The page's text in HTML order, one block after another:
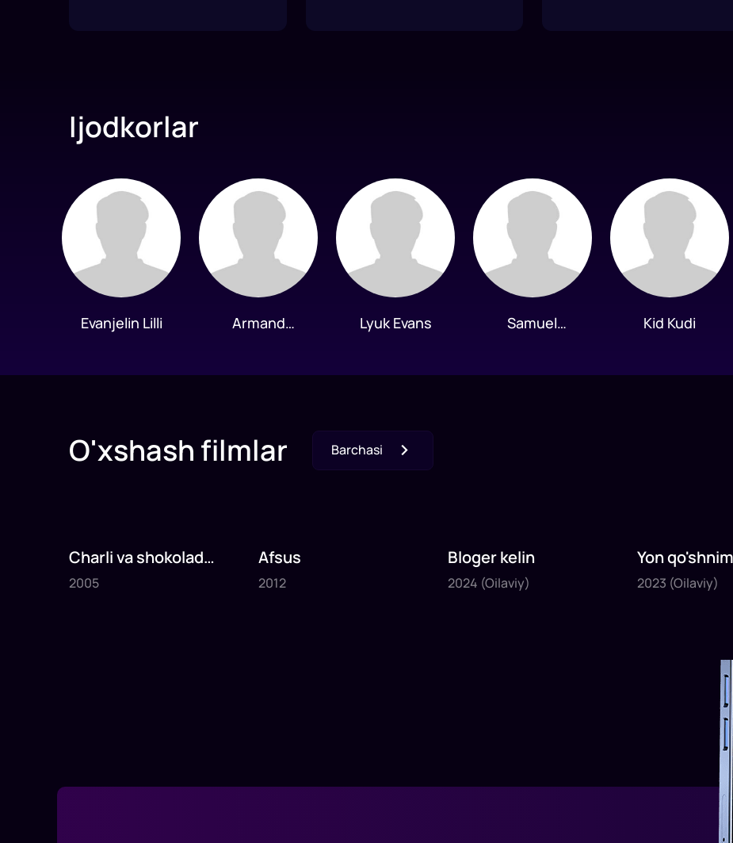
Ijodkorlar
Evanjelin Lilli
Armand
Lyuk Evans
Samuel
Kid Kudi
O'xshash filmlar Barchasi
2005
1x75
Charli va shokolad
fabrikasi
2005
2012
1x80
Afsus
2012
2024
1x35daq.
Bloger kelin
2024 (Oilaviy)
2023
1x40daq.
Yon qo'shnim
2023 (Oilaviy)